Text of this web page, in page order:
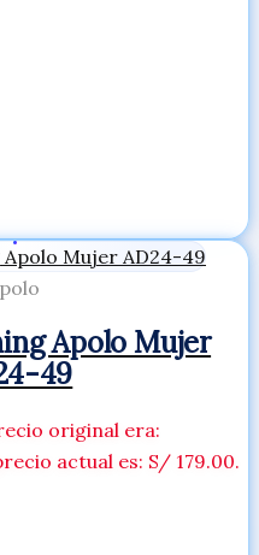
Apolo Mujer
49
original era:
actual es: S/ 179.00.